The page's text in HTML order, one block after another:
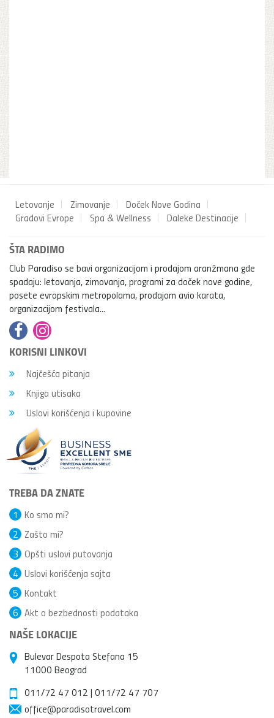
Letovanje Zimovanje
Doček Nove Godina
Gradovi Evrope
Spa & Wellness Daleke Destinacije
ŠTA RADIMO
Club Paradiso se bavi organizacijom i prodajom aranžmana gde
spadaju: letovanja, zimovanja, programi za doček nove godine,
posete evropskim metropolama, prodajom avio karata,
organizacijom festivala...
KORISNI LINKOVI
Najčešća pitanja
Knjiga utisaka
Uslovi korišćenja i kupovine
TREBA DA ZNATE
Ko smo mi?
1
Zašto mi?
2
Opšti uslovi putovanja
3
Uslovi korišćenja sajta
4
Kontakt
5
Akt o bezbednosti podataka
6
NAŠE LOKACIJE
Bulevar Despota Stefana 15
11000 Beograd
011/72 47 012 | 011/72 47 707
office@paradisotravel.com